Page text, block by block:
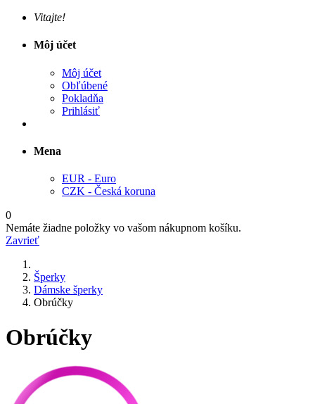
Vitajte!
Môj účet
Môj účet
Obľúbené
Pokladňa
Prihlásiť
Mena
EUR - Euro
CZK - Česká koruna
0
Nemáte žiadne položky vo vašom nákupnom košíku.
Zavrieť
Šperky
Dámske šperky
Obrúčky
Obrúčky